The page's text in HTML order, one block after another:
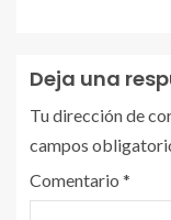
Deja una
Tu dirección de
campos
Comentario *